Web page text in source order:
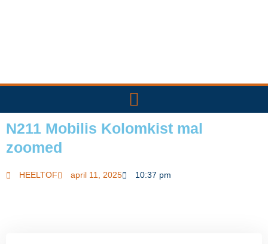
N211 Mobilis Kolomkist mal
zoomed
HEELTOF april 11, 2025 10:37 pm